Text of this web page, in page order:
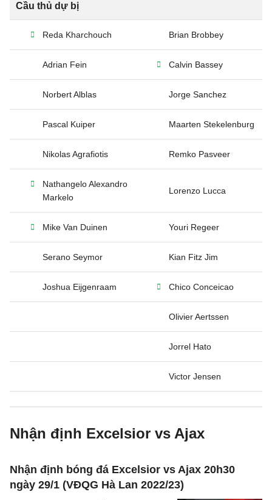
Cầu thủ dự bị
Reda Kharchouch Brian Brobbey
Adrian Fein Calvin Bassey
Norbert Alblas Jorge Sanchez
Pascal Kuiper Maarten Stekelenburg
Nikolas Agrafiotis Remko Pasveer
Nathangelo Alexandro
Markelo
Lorenzo Lucca
Mike Van Duinen Youri Regeer
Serano Seymor Kian Fitz Jim
Joshua Eijgenraam Chico Conceicao
Olivier Aertssen
Jorrel Hato
Victor Jensen
Nhận định Excelsior vs Ajax
Nhận định bóng đá Excelsior vs Ajax 20h30
ngày 29/1 (VĐQG Hà Lan 2022/23)